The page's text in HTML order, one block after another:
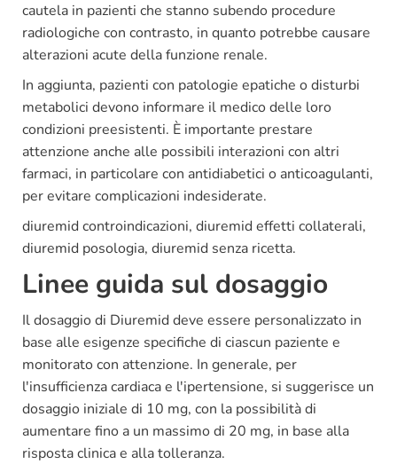
cautela in pazienti che stanno subendo procedure
radiologiche con contrasto, in quanto potrebbe causare
alterazioni acute della funzione renale.
In aggiunta, pazienti con patologie epatiche o disturbi
metabolici devono informare il medico delle loro
condizioni preesistenti. È importante prestare
attenzione anche alle possibili interazioni con altri
farmaci, in particolare con antidiabetici o anticoagulanti,
per evitare complicazioni indesiderate.
diuremid controindicazioni, diuremid effetti collaterali,
diuremid posologia, diuremid senza ricetta.
Linee guida sul dosaggio
Il dosaggio di Diuremid deve essere personalizzato in
base alle esigenze specifiche di ciascun paziente e
monitorato con attenzione. In generale, per
l'insufficienza cardiaca e l'ipertensione, si suggerisce un
dosaggio iniziale di 10 mg, con la possibilità di
aumentare fino a un massimo di 20 mg, in base alla
risposta clinica e alla tolleranza.